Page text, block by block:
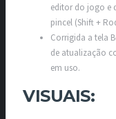
editor do jogo e
pincel (Shift +
Corrigida a tela
de atualização
em uso.
VISUAIS:​